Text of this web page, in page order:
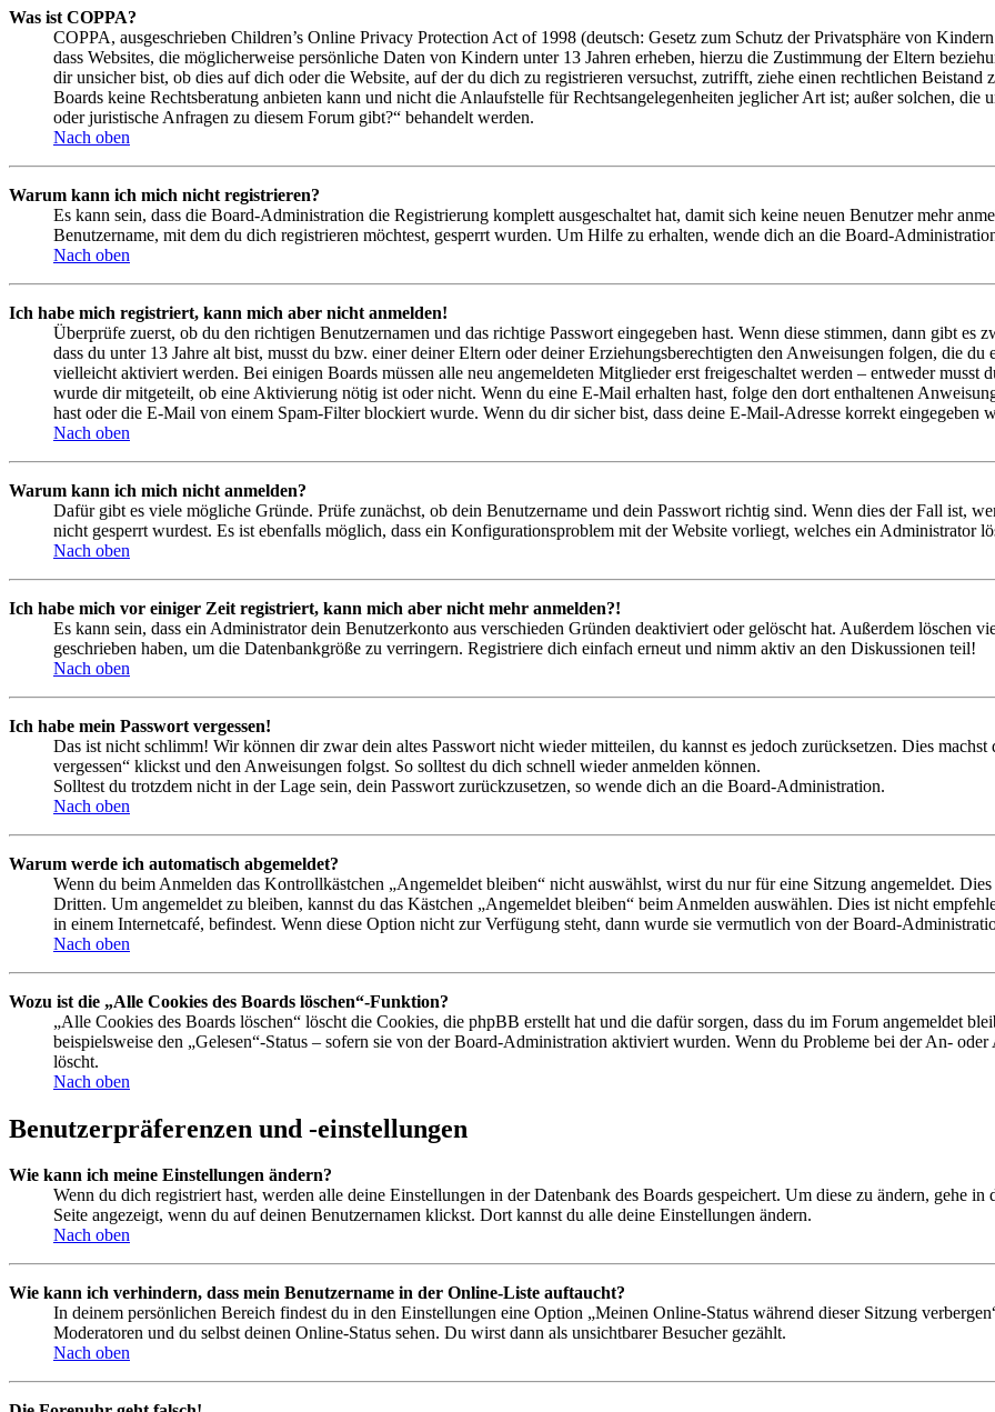
Was ist COPPA?
COPPA, ausgeschrieben Children’s Online Privacy Protection Act of 1998 (deutsch: Gesetz zum Schutz der Privatsphäre von
dass Websites, die möglicherweise persönliche Daten von Kindern unter 13 Jahren erheben, hierzu die Zustimmung der Eltern
dir unsicher bist, ob dies auf dich oder die Website, auf der du dich zu registrieren versuchst, zutrifft, ziehe einen rechtlichen
Boards keine Rechtsberatung anbieten kann und nicht die Anlaufstelle für Rechtsangelegenheiten jeglicher Art ist; außer solchen,
oder juristische Anfragen zu diesem Forum gibt?“ behandelt werden.
Nach oben
Warum kann ich mich nicht registrieren?
Es kann sein, dass die Board-Administration die Registrierung komplett ausgeschaltet hat, damit sich keine neuen Benutzer mehr
Benutzername, mit dem du dich registrieren möchtest, gesperrt wurden. Um Hilfe zu erhalten, wende dich an die Board-
Nach oben
Ich habe mich registriert, kann mich aber nicht anmelden!
Überprüfe zuerst, ob du den richtigen Benutzernamen und das richtige Passwort eingegeben hast. Wenn diese stimmen, dann gibt es
dass du unter 13 Jahre alt bist, musst du bzw. einer deiner Eltern oder deiner Erziehungsberechtigten den Anweisungen folgen, die
vielleicht aktiviert werden. Bei einigen Boards müssen alle neu angemeldeten Mitglieder erst freigeschaltet werden – entweder musst
wurde dir mitgeteilt, ob eine Aktivierung nötig ist oder nicht. Wenn du eine E-Mail erhalten hast, folge den dort enthaltenen
hast oder die E-Mail von einem Spam-Filter blockiert wurde. Wenn du dir sicher bist, dass deine E-Mail-Adresse korrekt eingegeben
Nach oben
Warum kann ich mich nicht anmelden?
Dafür gibt es viele mögliche Gründe. Prüfe zunächst, ob dein Benutzername und dein Passwort richtig sind. Wenn dies der Fall ist,
nicht gesperrt wurdest. Es ist ebenfalls möglich, dass ein Konfigurationsproblem mit der Website vorliegt, welches ein Administrator
Nach oben
Ich habe mich vor einiger Zeit registriert, kann mich aber nicht mehr anmelden?!
Es kann sein, dass ein Administrator dein Benutzerkonto aus verschieden Gründen deaktiviert oder gelöscht hat. Außerdem löschen
geschrieben haben, um die Datenbankgröße zu verringern. Registriere dich einfach erneut und nimm aktiv an den Diskussionen teil!
Nach oben
Ich habe mein Passwort vergessen!
Das ist nicht schlimm! Wir können dir zwar dein altes Passwort nicht wieder mitteilen, du kannst es jedoch zurücksetzen. Dies
vergessen“ klickst und den Anweisungen folgst. So solltest du dich schnell wieder anmelden können.
Solltest du trotzdem nicht in der Lage sein, dein Passwort zurückzusetzen, so wende dich an die Board-Administration.
Nach oben
Warum werde ich automatisch abgemeldet?
Wenn du beim Anmelden das Kontrollkästchen „Angemeldet bleiben“ nicht auswählst, wirst du nur für eine Sitzung angemeldet.
Dritten. Um angemeldet zu bleiben, kannst du das Kästchen „Angemeldet bleiben“ beim Anmelden auswählen. Dies ist nicht
in einem Internetcafé, befindest. Wenn diese Option nicht zur Verfügung steht, dann wurde sie vermutlich von der Board-
Nach oben
Wozu ist die „Alle Cookies des Boards löschen“-Funktion?
„Alle Cookies des Boards löschen“ löscht die Cookies, die phpBB erstellt hat und die dafür sorgen, dass du im Forum angemeldet
beispielsweise den „Gelesen“-Status – sofern sie von der Board-Administration aktiviert wurden. Wenn du Probleme bei der An-
löscht.
Nach oben
Benutzerpräferenzen und -einstellungen
Wie kann ich meine Einstellungen ändern?
Wenn du dich registriert hast, werden alle deine Einstellungen in der Datenbank des Boards gespeichert. Um diese zu ändern, gehe
Seite angezeigt, wenn du auf deinen Benutzernamen klickst. Dort kannst du alle deine Einstellungen ändern.
Nach oben
Wie kann ich verhindern, dass mein Benutzername in der Online-Liste auftaucht?
In deinem persönlichen Bereich findest du in den Einstellungen eine Option „Meinen Online-Status während dieser Sitzung
Moderatoren und du selbst deinen Online-Status sehen. Du wirst dann als unsichtbarer Besucher gezählt.
Nach oben